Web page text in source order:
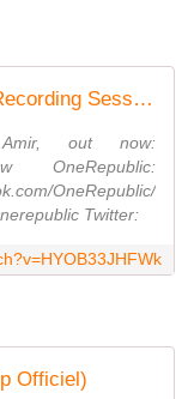
OneRepublic - No Vacancy (The Recording Session) ft. Amir
out now:
OneRepublic:
OneRepublic/
Twitter:
Officiel)